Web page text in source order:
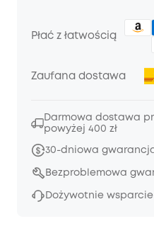
Płać z łatwością
Zaufana dostawa
Darmowa dostawa
powyżej 400 zł
30-dniowa
Bezproblemowa
Dożywotnie